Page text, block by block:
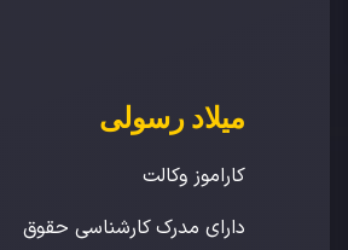
میلاد رسولی
کاراموز وکالت
دارای مدرک کارشناسی حقوق